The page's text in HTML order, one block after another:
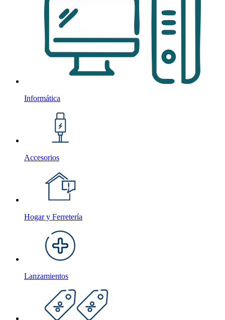
Informática
Accesorios
Hogar y Ferretería
Lanzamientos